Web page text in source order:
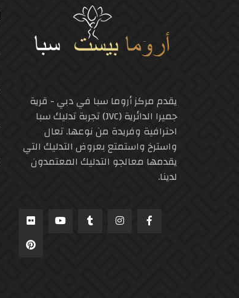
يقدم مركز أروما سبا في دبي - قرية
جميرا الدائرية (JVC) تجربة تدليك سبا
احترافية وفريدة من نوعها. تعال
واسترخ واستمتع بعروض التدليك التي
يقدمها معالجو التدليك المعتمدون
لدينا.